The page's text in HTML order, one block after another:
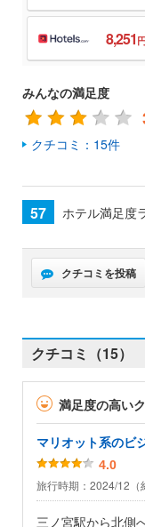
8,251
みんなの満足度
クチコミ：15件
57 ホテル満足度
クチコミを投稿
クチコミ（15）
満足度の高い
マリオット系の
4.0
旅行時期：2024/12（
三ノ宮駅から北側